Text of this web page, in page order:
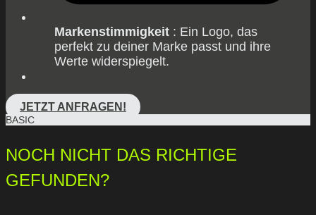
Markenstimmigkeit : Ein Logo, das
perfekt zu deiner Marke passt und ihre
Werte widerspiegelt.
JETZT ANFRAGEN!
BASIC
NOCH NICHT DAS RICHTIGE
GEFUNDEN?